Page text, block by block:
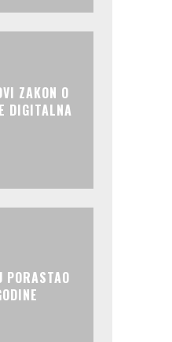
ZAKON O
DIGITALNA
PORASTAO